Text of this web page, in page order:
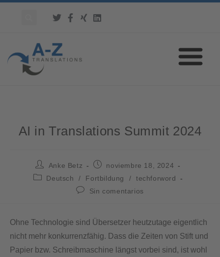
AI in Translations Summit 2024
Anke Betz
noviembre 18, 2024
Deutsch
/ Fortbildung /
techforword
Sin comentarios
Ohne Technologie sind Übersetzer heutzutage eigentlich
nicht mehr konkurrenzfähig. Dass die Zeiten von Stift und
Papier bzw. Schreibmaschine längst vorbei sind, ist wohl